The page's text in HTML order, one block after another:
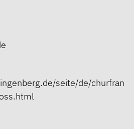
seite/de/churfran